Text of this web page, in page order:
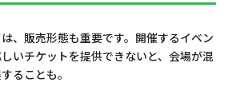
、販売形態も重要です。開催するイベン
いチケットを提供できないと、会場が混
ることも。